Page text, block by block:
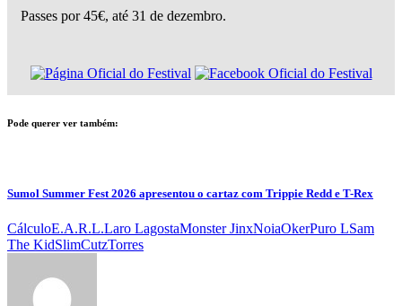
Passes por 45€, até 31 de dezembro.
Pode querer ver também:
Sumol Summer Fest 2026 apresentou o cartaz com Trippie Redd e T-Rex
CálculoE.A.R.L.Laro LagostaMonster JinxNoiaOkerPuro LSam
The KidSlimCutzTorres